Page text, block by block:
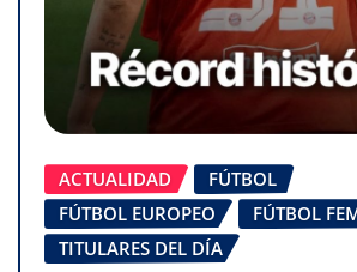
ACTUALIDAD
FÚTBOL
FÚTBOL EUROPEO
FÚTBOL
TITULARES DEL DÍA